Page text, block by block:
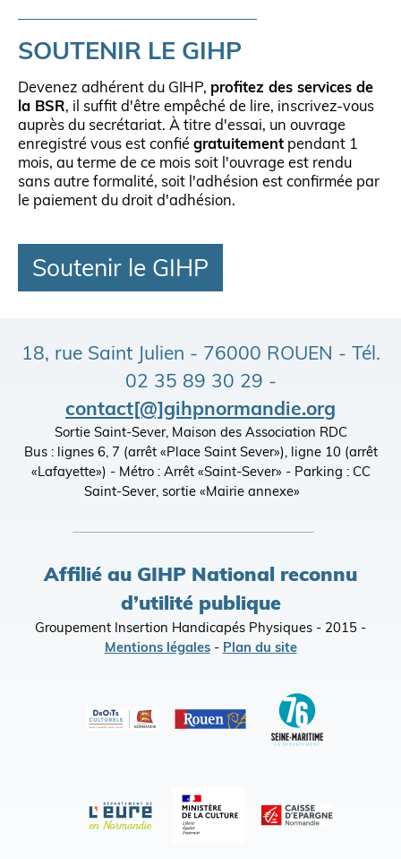
SOUTENIR LE GIHP
Devenez adhérent du GIHP, profitez des services de
la BSR, il suffit d'être empêché de lire, inscrivez-vous
auprès du secrétariat. À titre d'essai, un ouvrage
enregistré vous est confié gratuitement pendant 1
mois, au terme de ce mois soit l'ouvrage est rendu
sans autre formalité, soit l'adhésion est confirmée par
le paiement du droit d'adhésion.
Soutenir le GIHP
18, rue Saint Julien - 76000 ROUEN - Tél.
02 35 89 30 29 -
contact[@]gihpnormandie.org
Sortie Saint-Sever, Maison des Association RDC
Bus : lignes 6, 7 (arrêt «Place Saint Sever»), ligne 10 (arrêt
«Lafayette») - Métro : Arrêt «Saint-Sever» - Parking : CC
Saint-Sever, sortie «Mairie annexe»
Affilié au GIHP National reconnu
d’utilité publique
Groupement Insertion Handicapés Physiques - 2015 -
Mentions légales- Plan du site